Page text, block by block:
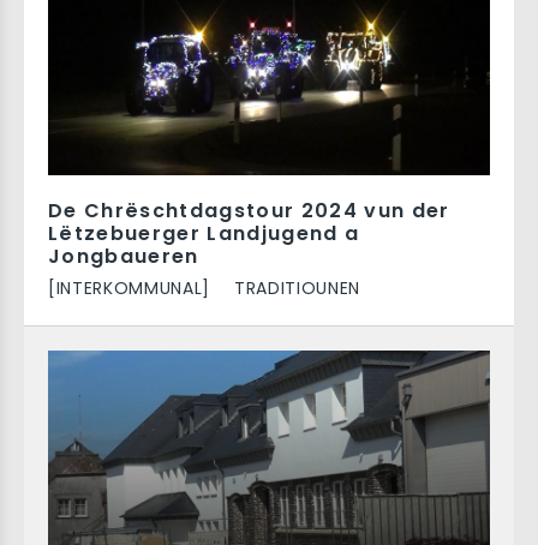
De Chrëschtdagstour 2024 vun der
Lëtzebuerger Landjugend a
Jongbaueren
[INTERKOMMUNAL] TRADITIOUNEN